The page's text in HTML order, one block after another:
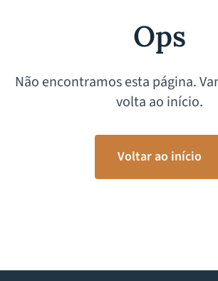
Ops
Não encontramos esta página.
volta ao início.
Voltar ao início